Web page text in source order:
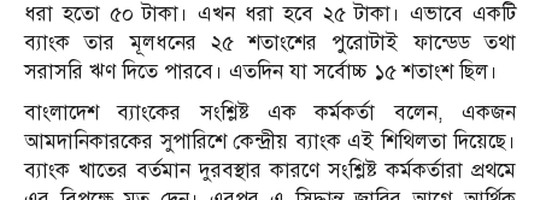
ধরা হতো ৫০ টাকা। এখন ধরা হবে ২৫ টাকা। এভাবে একটি
ব্যাংক তার মূলধনের ২৫ শতাংশের পুরোটাই ফান্ডেড তথা
সরাসরি ঋণ দিতে পারবে। এতদিন যা সর্বোচ্চ ১৫ শতাংশ ছিল।
বাংলাদেশ ব্যাংকের সংশ্লিষ্ট এক কর্মকর্তা বলেন, একজন
আমদানিকারকের সুপারিশে কেন্দ্রীয় ব্যাংক এই শিথিলতা দিয়েছে।
ব্যাংক খাতের বর্তমান দুরবস্থার কারণে সংশ্লিষ্ট কর্মকর্তারা প্রথমে